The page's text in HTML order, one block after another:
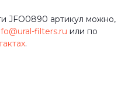
JFO0890 артикул можно,
filters.ru или по
.